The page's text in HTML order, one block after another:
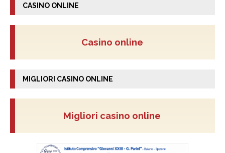
CASINO ONLINE
Casino online
MIGLIORI CASINO ONLINE
Migliori casino online